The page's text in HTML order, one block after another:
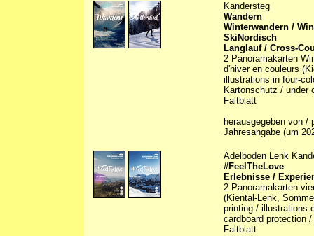
Kandersteg
Wandern
Winterwandern /
SkiNordisch
Langlauf / Cross-
2 Panoramakarten
d'hiver en couleurs
illustrations in four-
Kartonschutz / under
Faltblatt
herausgegeben von
Jahresangabe (um
Adelboden Lenk
#FeelTheLove
Erlebnisse /
2 Panoramakarten
(Kiental-Lenk,
printing / illustrations
cardboard protection
Faltblatt